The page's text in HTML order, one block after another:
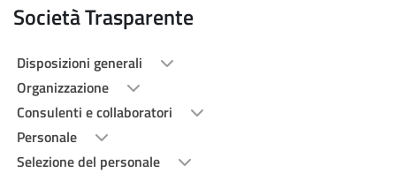
Società Trasparente
Disposizioni generali
Organizzazione
Consulenti e collaboratori
Personale
Selezione del personale